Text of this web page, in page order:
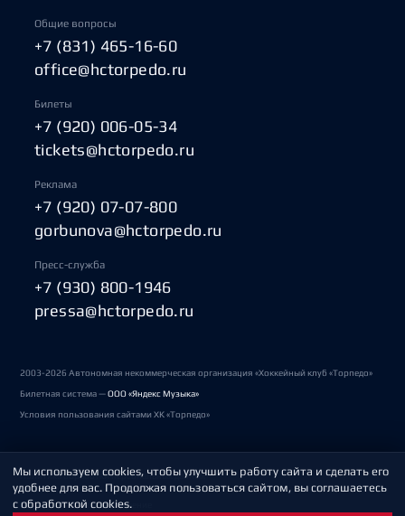
Общие вопросы
+7 (831) 465-16-60
office@hctorpedo.ru
Билеты
+7 (920) 006-05-34
tickets@hctorpedo.ru
Реклама
+7 (920) 07-07-800
gorbunova@hctorpedo.ru
Пресс-служба
+7 (930) 800-1946
pressa@hctorpedo.ru
2003-2026 Автономная некоммерческая организация «Хоккейный клуб «Торпедо»
Билетная система —ООО «Яндекс Музыка»
Условия пользования сайтами ХК «Торпедо»
Политика обработки персональных данных
Пользовательское соглашение
Мы используем cookies, чтобы улучшить работу сайта и сделать его
удобнее для вас. Продолжая пользоваться сайтом, вы соглашаетесь
с обработкой cookies.